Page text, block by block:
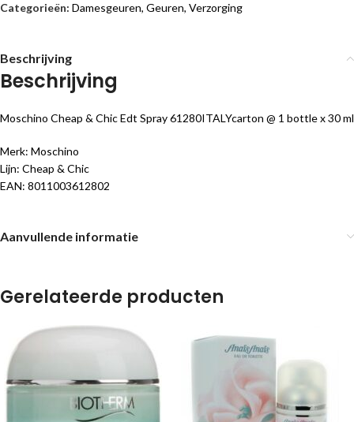
Categorieën: Damesgeuren, Geuren, Verzorging
Beschrijving
Beschrijving
Moschino Cheap & Chic Edt Spray 61280ITALYcarton @ 1 bottle x 30 ml
Merk: Moschino
Lijn: Cheap & Chic
EAN: 8011003612802
Aanvullende informatie
Gerelateerde producten